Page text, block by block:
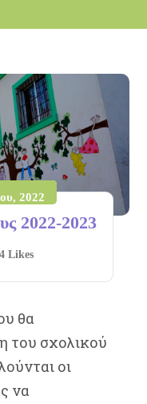
2022
2022-2023
4 Likes
θα
του σχολικού
οι
να